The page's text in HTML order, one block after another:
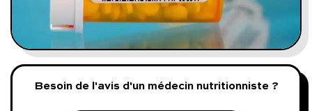
Prenez soin de vous :
Besoin de l'avis d'un médecin nutritionniste ?